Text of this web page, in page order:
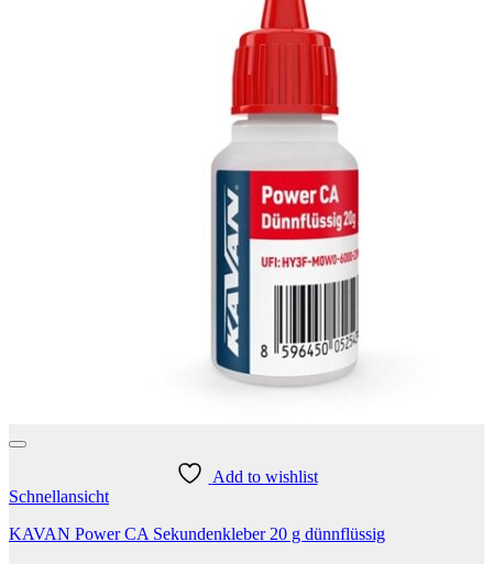
Add to wishlist
Schnellansicht
KAVAN Power CA Sekundenkleber 20 g dünnflüssig